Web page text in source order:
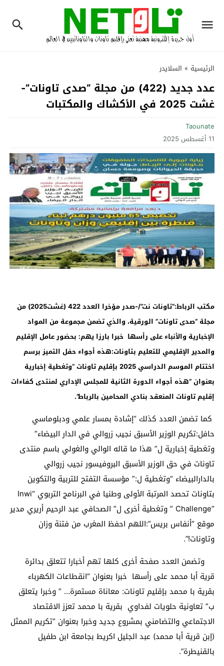
الرئيسية » السلايدر
عدد جديد (422) من مجلة “صدى تاونات”-
غشت 2025 في الأكشاك والمكتبات
Taounate
11 أغسطس 2025
مكتب الرباط:”تاونات نت”/-صدر مؤخرا العدد 422 (غشت2025) من
مجلة “صدى تاونات” الورقية، والذي تضمن مجموعة من المواد
الإخبارية والأنباء على رأسها خبرا بارزا يهم: بحضور عامل الإقليم
والمدير الإقليمي للتعليم بتاونات:هذه أجواء حفل التميز برسم
اختتام الموسم الدراسي 2025 بإقليم تاونات “وتغطية إخبارية
بعنوان “هذه أجواء الدورة الثانية للمجلس الإداري لمنتدى كفاءات
إقليم تاونات المنعقد بنادي المحامين بالرباط”.
كما تضمن العدد كذلك “إشادة بمسار علمي ودبلوماسي
حافل:تكريم الوزير الأسبق نجيب زروالي في الدار البيضاء”
وتغطية إخبارية ل” هذا ما قاله الوالي والغولي باسم منتدى
تاونات في حق الوزير الأسبق البروفيسور نجيب زروالي
بالدارالبيضاء “وتغطية ل:” مؤسسة التفتح للتربية والتكوين
بتاونات تحصد المرتبة الأولى وطنيا في البرنامج التربوي “Inwi
Challenge”‎ ” وتغطية أخرى ل” الصحافي عبد الرحيم أريري مدير
موقع “أنفاس بريس”:اللهم احفظ المغرب من فتنة وزان
وتاونات!”.
وتضمن العدد صفحة أخرى كلها تهم أخبارا تتعلق بدائرة
قرية أبا محمد على رأسها خبرا بعنوان “انقطاعات الكهرباء
بقرية با محمد بإقليم تاونات: معاناة مستمرة… ” وخبرا يتعلق
ب” تعاونية حلويات لفداوي بقرية با محمد تعزز الاقتصاد
الاجتماعي والتضامني بمشروع جديد وخبرا بعنوان “تكريم الممثل
(إبن قرية أبا محمد) عبد الجليل اكريط بجامعة ابن طفيل
بالقنيطرة”.